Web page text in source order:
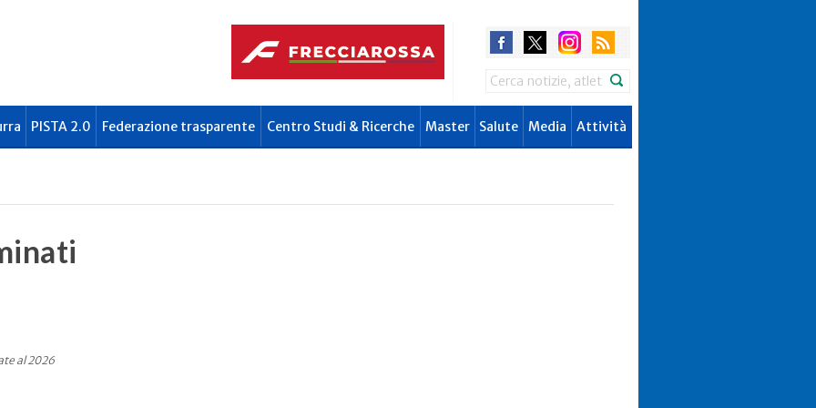
Search
PISTA 2.0 Federazione trasparente Centro Studi & Ricerche Master Salute Media Attività
al 2026